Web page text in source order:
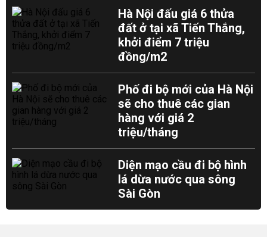
Hà Nội đấu giá 6 thửa
đất ở tại xã Tiến Thắng,
khởi điểm 7 triệu
đồng/m2
Phố đi bộ mới của Hà Nội
sẽ cho thuê các gian
hàng với giá 2
triệu/tháng
Diện mạo cầu đi bộ hình
lá dừa nước qua sông
Sài Gòn